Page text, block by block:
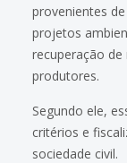
provenientes
projetos
recuperação
produtores.
Segundo ele,
critérios e
sociedade civil.